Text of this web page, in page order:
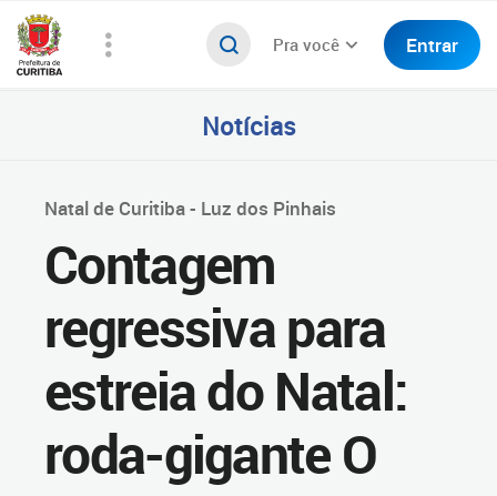
Pra você Entrar
Notícias
Natal de Curitiba - Luz dos Pinhais
Contagem
regressiva para
estreia do Natal:
roda-gigante O